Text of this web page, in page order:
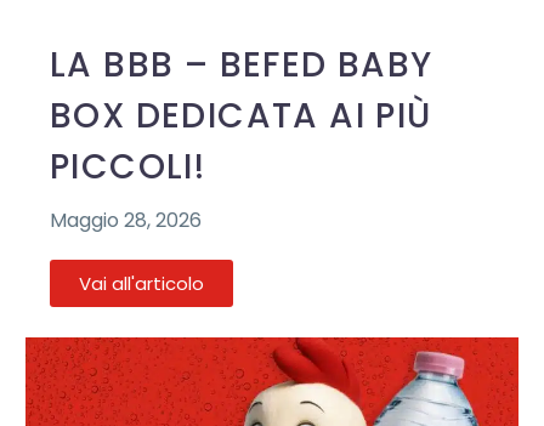
LA BBB – BEFED BABY
BOX DEDICATA AI PIÙ
PICCOLI!
Maggio 28, 2026
Vai all'articolo